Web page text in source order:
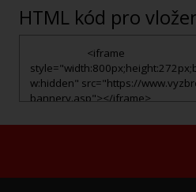
HTML kód pro